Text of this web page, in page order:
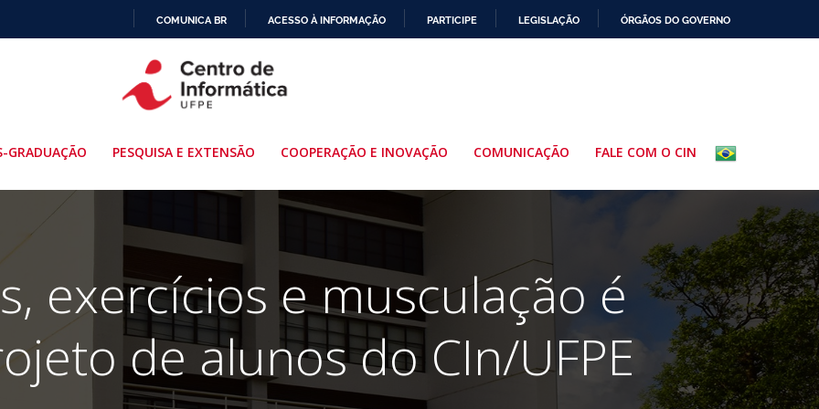
PARA
O
COMUNICA BR ACESSO À INFORMAÇÃO PARTICIPE LEGISLAÇÃO ÓRGÃOS DO GOVERNO
GRADUAÇÃO PESQUISA E EXTENSÃO COOPERAÇÃO E INOVAÇÃO COMUNICAÇÃO FALE COM O CIN
exercícios e musculação é
de alunos do CIn/UFPE